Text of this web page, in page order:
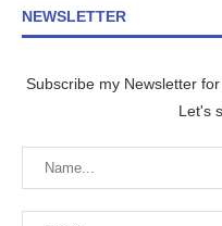
NEWSLETTER
Subscribe my Newsletter
Let's